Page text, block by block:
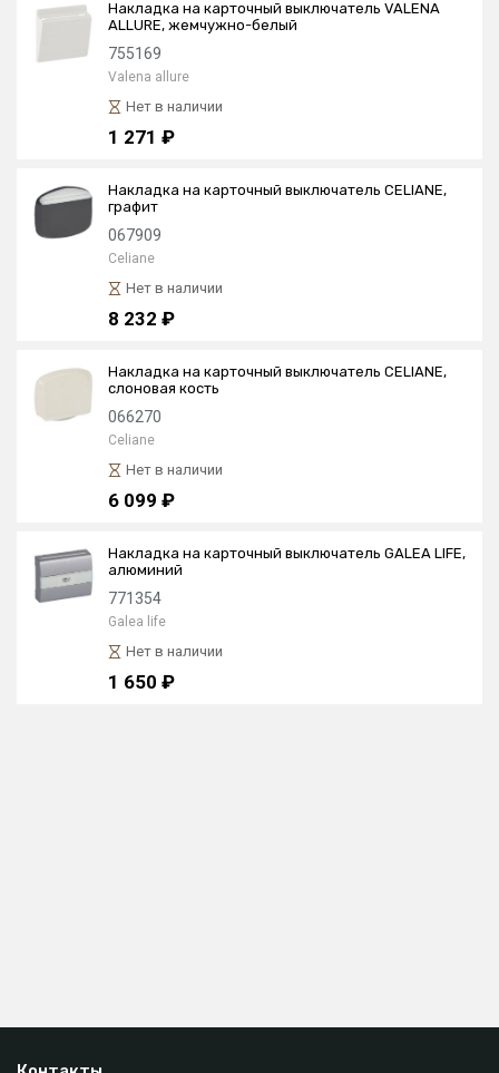
Накладка на карточный выключатель VALENA
ALLURE, жемчужно-белый
755169
Valena allure
Нет в наличии
1 271 ₽
Накладка на карточный выключатель CELIANE,
графит
067909
Celiane
Нет в наличии
8 232 ₽
Накладка на карточный выключатель CELIANE,
слоновая кость
066270
Celiane
Нет в наличии
6 099 ₽
Накладка на карточный выключатель GALEA LIFE,
алюминий
771354
Galea life
Нет в наличии
1 650 ₽